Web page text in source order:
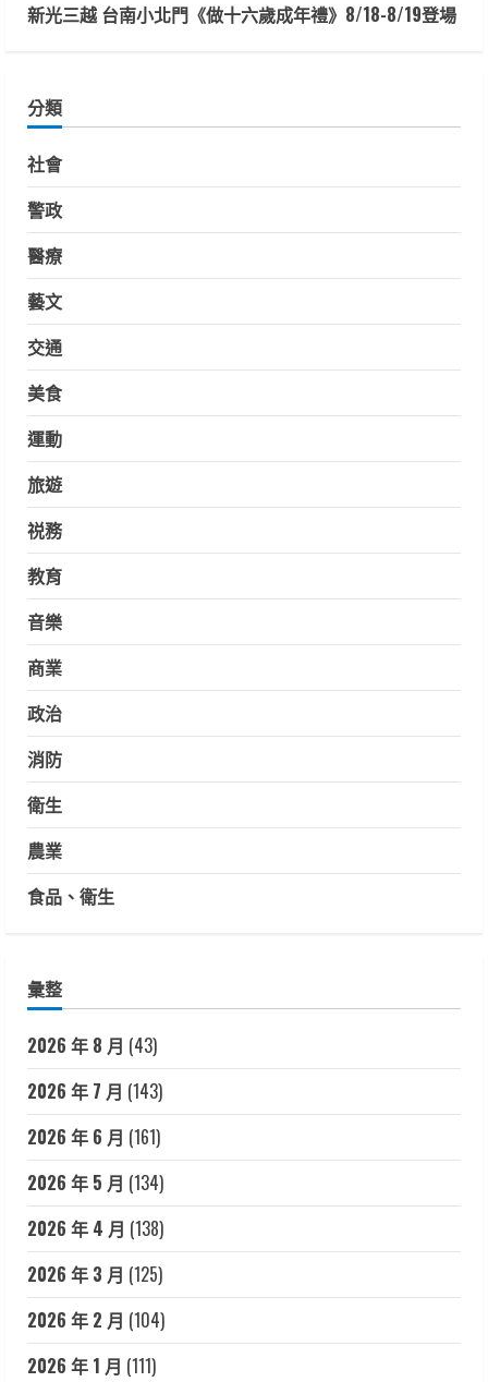
新光三越 台南小北門《做十六歲成年禮》8/18-8/19登場
分類
社會
警政
醫療
藝文
交通
美食
運動
旅遊
祱務
教育
音樂
商業
政治
消防
衛生
農業
食品、衛生
彙整
2026 年 8 月 (43)
2026 年 7 月 (143)
2026 年 6 月 (161)
2026 年 5 月 (134)
2026 年 4 月 (138)
2026 年 3 月 (125)
2026 年 2 月 (104)
2026 年 1 月 (111)